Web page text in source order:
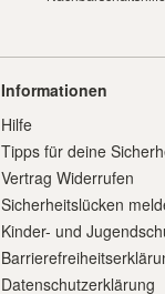
Informationen
Hilfe
Tipps für deine
Vertrag Widerrufen
Sicherheitslücken
Kinder- und
Datenschutzerklärung